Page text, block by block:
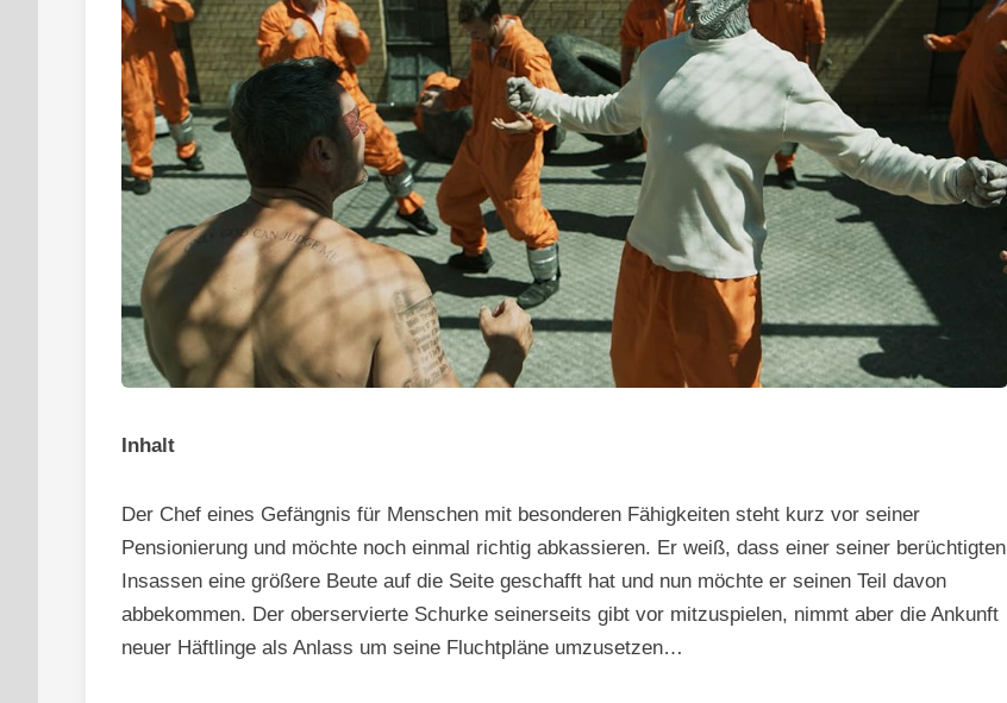
Inhalt
Der Chef eines Gefängnis für Menschen mit besonderen Fähigkeiten steht kurz vor seiner
Pensionierung und möchte noch einmal richtig abkassieren. Er weiß, dass einer seiner berüchtigten
Insassen eine größere Beute auf die Seite geschafft hat und nun möchte er seinen Teil davon
abbekommen. Der oberservierte Schurke seinerseits gibt vor mitzuspielen, nimmt aber die Ankunft
neuer Häftlinge als Anlass um seine Fluchtpläne umzusetzen…